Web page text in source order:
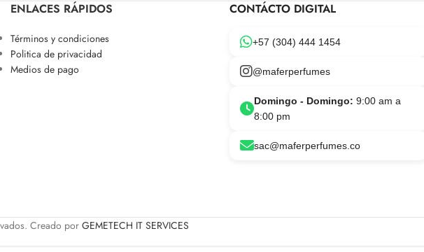
ENLACES RÁPIDOS
Términos y condiciones
Politica de privacidad
Medios de pago
CONTÁCTO DIGITAL
+57 (304) 444 1454
@maferperfumes
Domingo - Domingo: 9:00 am a
8:00 pm
sac@maferperfumes.co
Creado por GEMETECH IT SERVICES